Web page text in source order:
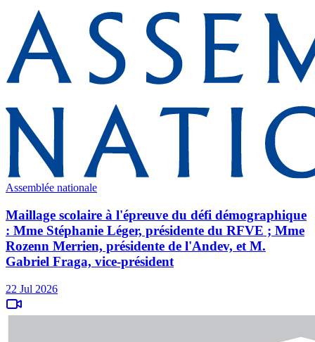
Assemblée nationale
Maillage scolaire à l'épreuve du défi démographique
: Mme Stéphanie Léger, présidente du RFVE ; Mme
Rozenn Merrien, présidente de l'Andev, et M.
Gabriel Fraga, vice-président
22 Jul 2026